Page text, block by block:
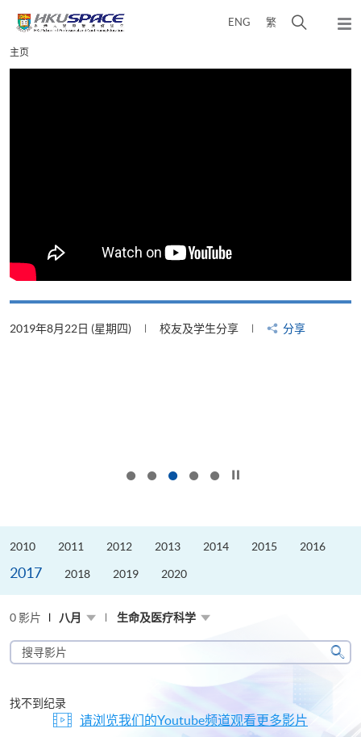
content
ENG 繁
弹
Main
content
主页
2019年8月22日 (星期四) 校友及学生分享 分享
2010 2011 2012 2013 2014 2015 2016
2017 2018 2019 2020
0 影片 八月 生命及医疗科学
搜
寻
片
搜
找不到纪录
请浏览我们的Youtube频道观看更多影片